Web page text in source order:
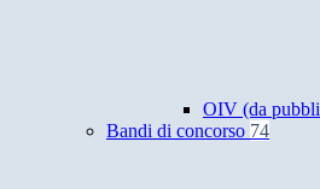
OIV (da
Bandi di concorso 74